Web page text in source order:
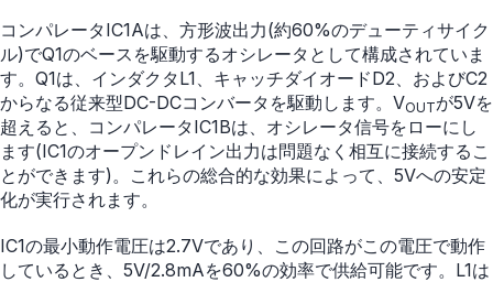
コンパレータIC1Aは、方形波出力(約60%のデューティサイク
ル)でQ1のベースを駆動するオシレータとして構成されていま
す。Q1は、インダクタL1、キャッチダイオードD2、およびC2
からなる従来型DC-DCコンバータを駆動します。VOUTが5Vを
超えると、コンパレータIC1Bは、オシレータ信号をローにし
ます(IC1のオープンドレイン出力は問題なく相互に接続するこ
とができます)。これらの総合的な効果によって、5Vへの安定
化が実行されます。
IC1の最小動作電圧は2.7Vであり、この回路がこの電圧で動作
しているとき、5V/2.8mAを60%の効率で供給可能です。L1は